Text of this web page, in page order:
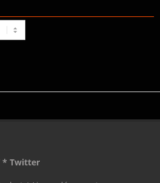
* Twitter